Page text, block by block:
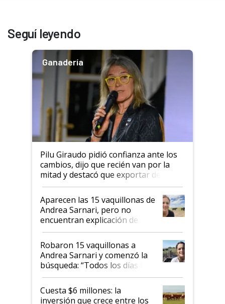
Seguí leyendo
Ganadería
Pilu Giraudo pidió confianza ante los
cambios, dijo que recién van por la
mitad y destacó que exportar dejó de
ser "para unos pocos": "Tenemos un
mandato muy claro del gobierno
nacional"
Aparecen las 15 vaquillonas de
Andrea Sarnari, pero no
encuentran explicación de
cómo llegaron allí
Robaron 15 vaquillonas a
Andrea Sarnari y comenzó la
búsqueda: “Todos los días le
toca a algún productor”
Cuesta $6 millones: la
inversión que crece entre los